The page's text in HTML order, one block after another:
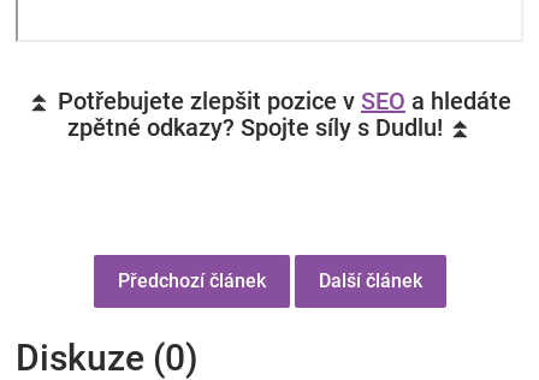
⏫ Potřebujete zlepšit pozice v SEO a hledáte
zpětné odkazy? Spojte síly s Dudlu! ⏫
Předchozí článek Další článek
Diskuze (0)